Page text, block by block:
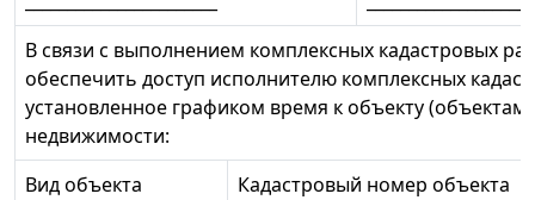
В связи с выполнением комплексных кадастровых
обеспечить доступ исполнителю комплексных
установленное графиком время к объекту (объектам)
недвижимости:
Вид объекта
Кадастровый номер объекта